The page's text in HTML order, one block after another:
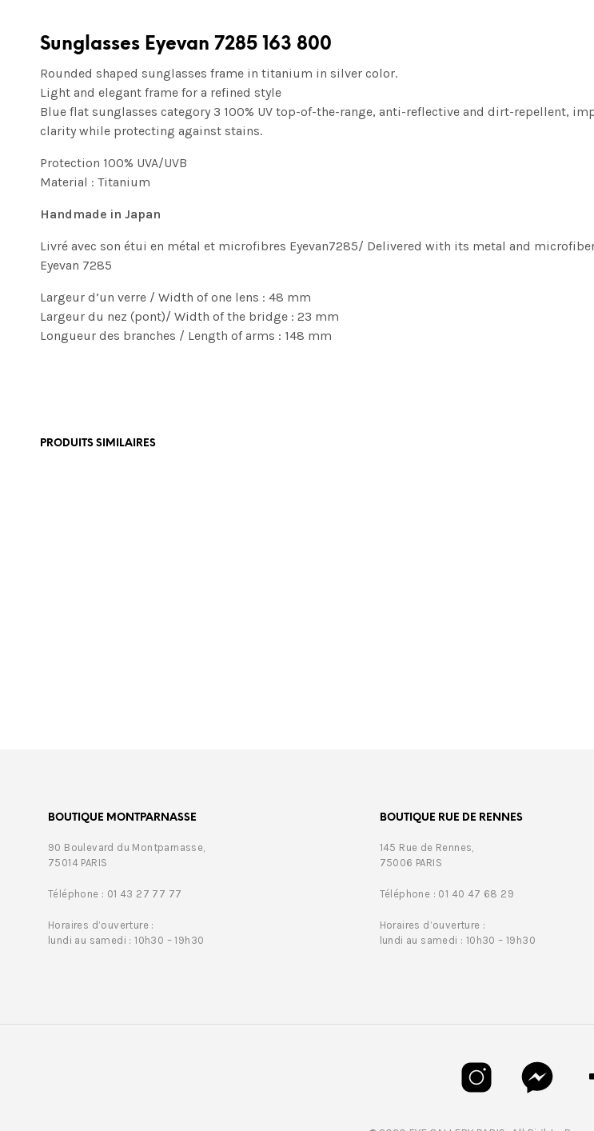
Sunglasses Eyevan 7285 163 800
Rounded shaped sunglasses frame in titanium in silver color.
Light and elegant frame for a refined style
Blue flat sunglasses category 3 100% UV top-of-the-range, anti-reflective and dirt-repellent,
clarity while protecting against stains.
Protection 100% UVA/UVB
Material : Titanium
Handmade in Japan
Livré avec son étui en métal et microfibres Eyevan7285/ Delivered with its metal and
Eyevan 7285
Largeur d’un verre / Width of one lens : 48 mm
Largeur du nez (pont)/ Width of the bridge : 23 mm
Longueur des branches / Length of arms : 148 mm
PRODUITS SIMILAIRES
BOUTIQUE MONTPARNASSE
90 Boulevard du Montparnasse,
75014 PARIS
Téléphone : 01 43 27 77 77
Horaires d’ouverture :
lundi au samedi : 10h30 – 19h30
BOUTIQUE RUE DE RENNES
145 Rue de Rennes,
75006 PARIS
Téléphone : 01 40 47 68 29
Horaires d’ouverture :
lundi au samedi : 10h30 – 19h30